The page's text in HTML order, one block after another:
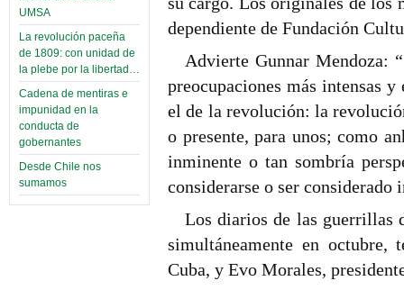
UMSA
La revolución paceña
de 1809: con unidad de
la plebe por la libertad…
Cadena de mentiras e
impunidad en la
conducta de
gobernantes
Desde Chile nos
sumamos
dependiente de Fundación
Advierte Gunnar Mendoza:
preocupaciones más intensas
el de la revolución: la
o presente, para unos; como
inminente o tan sombría
considerarse o ser
Los diarios de las guerrillas
simultáneamente en octubre,
Cuba, y Evo Morales,